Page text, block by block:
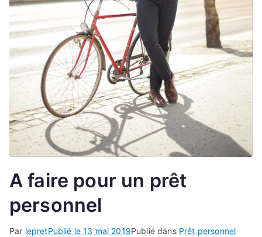
A faire pour un prêt
personnel
Par lepretPublié le13 mai 2019Publié dans Prêt personnel